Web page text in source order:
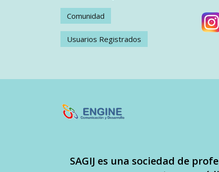
Comunidad
Usuarios Registrados
SAGIJ es una sociedad de